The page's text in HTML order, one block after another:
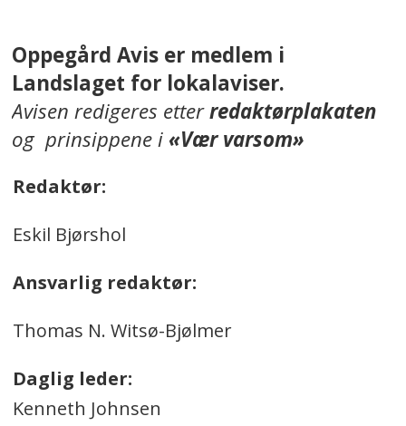
Oppegård Avis er medlem i
Landslaget for lokalaviser.
Avisen redigeres etterredaktørplakaten
og prinsippene i«Vær varsom»
Redaktør:
Eskil Bjørshol
Ansvarlig redaktør:
Thomas N. Witsø-Bjølmer
Daglig leder:
Kenneth Johnsen